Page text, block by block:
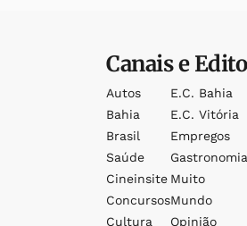
Canais e
Autos
Bahia
Brasil
Saúde
Cineinsite
Concursos
Cultura
E.c. Bahia
E.c. Vitória
Empregos
Gastronomia
Muito
Mundo
Opinião